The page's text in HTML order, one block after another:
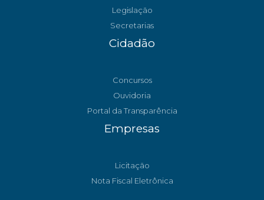
Legislação
Secretarias
Cidadão
Concursos
Ouvidoria
Portal da Transparência
Empresas
Licitação
Nota Fiscal Eletrônica